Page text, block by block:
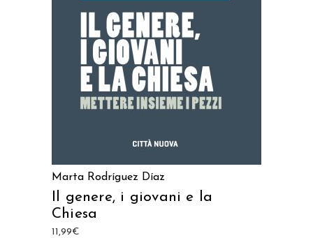
Marta Rodríguez Díaz
Il genere, i giovani e la
Chiesa
11,99€